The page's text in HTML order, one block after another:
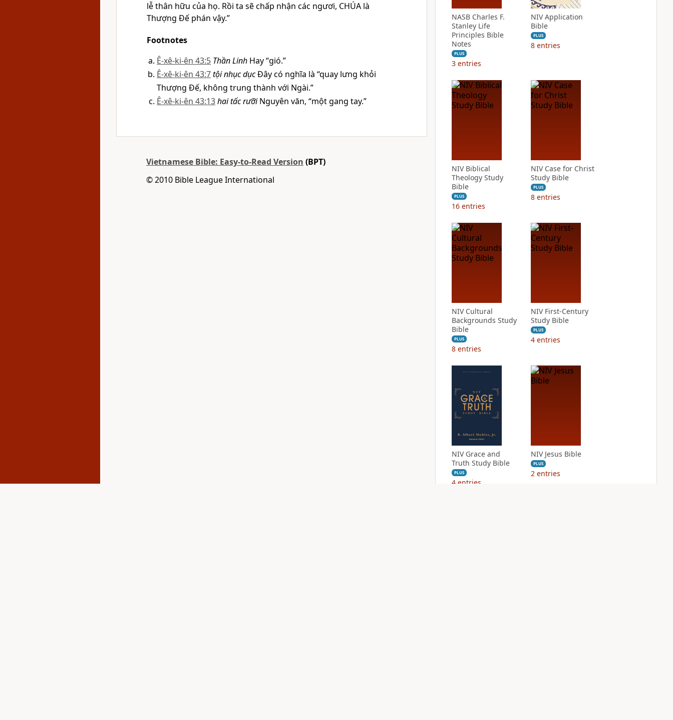
lễ thân hữu của họ. Rồi ta sẽ chấp nhận các ngươi, CHÚA là
Thượng Đế phán vậy.”
Footnotes
Ê-xê-ki-ên 43:5 Thần Linh Hay “gió.”
Ê-xê-ki-ên 43:7tội nhục dụcĐây có nghĩa là “quay lưng khỏi
Thượng Đế, không trung thành với Ngài.”
Ê-xê-ki-ên 43:13hai tấc rưỡiNguyên văn, “một gang tay.”
Vietnamese Bible: Easy-to-Read Version (BPT)
© 2010 Bible League International
NASB Charles F.
Stanley Life
Principles Bible
Notes
PLUS
3 entries
NIV Application
Bible
PLUS
8 entries
NIV Biblical
Theology Study
Bible
PLUS
16 entries
NIV Case for Christ
Study Bible
PLUS
8 entries
NIV Cultural
Backgrounds Study
Bible
PLUS
8 entries
NIV First-Century
Study Bible
PLUS
4 entries
NIV Grace and
Truth Study Bible
PLUS
4 entries
NIV Jesus Bible
PLUS
2 entries